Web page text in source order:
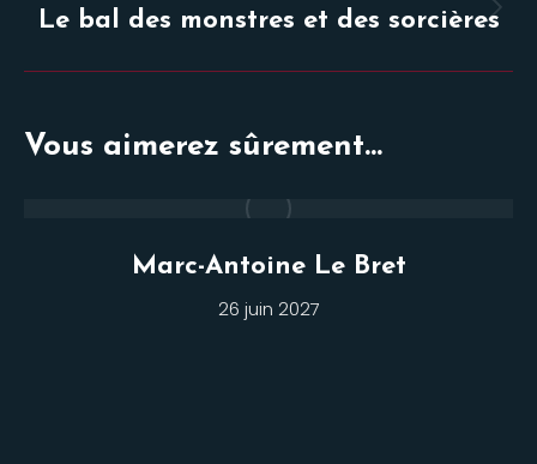
Projets
Le bal des monstres et des sorcières
Vous aimerez sûrement...
Marc-Antoine Le Bret
26 juin 2027